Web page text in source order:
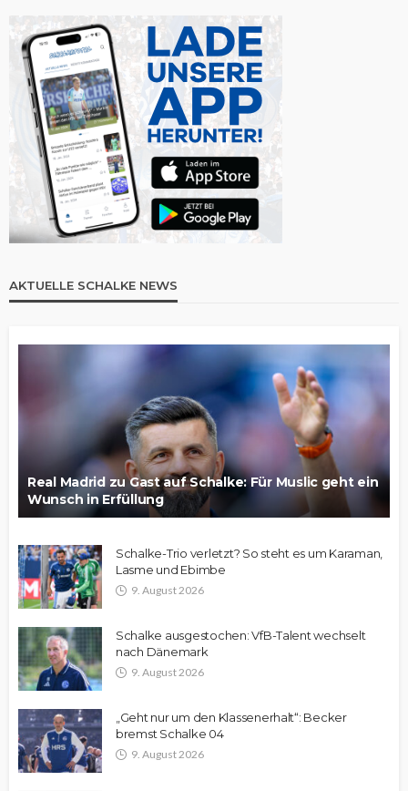
AKTUELLE SCHALKE NEWS
Real Madrid zu Gast auf Schalke: Für Muslic geht ein
Wunsch in Erfüllung
Schalke-Trio verletzt? So steht es um Karaman,
Lasme und Ebimbe
9. August 2026
Schalke ausgestochen: VfB-Talent wechselt
nach Dänemark
9. August 2026
„Geht nur um den Klassenerhalt“: Becker
bremst Schalke 04
9. August 2026